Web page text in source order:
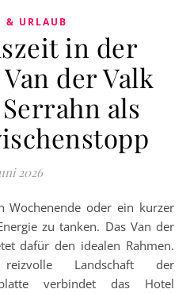
& URLAUB
in der
der Valk
als
2026
zu tanken. Das Van der
dafür den idealen Rahmen.
Landschaft der
verbindet das Hotel